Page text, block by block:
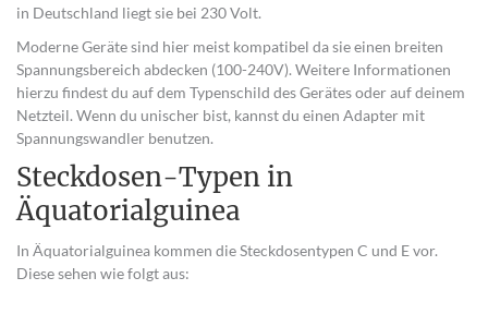
in Deutschland liegt sie bei 230 Volt.
Moderne Geräte sind hier meist kompatibel da sie einen breiten
Spannungsbereich abdecken (100-240V). Weitere Informationen
hierzu findest du auf dem Typenschild des Gerätes oder auf deinem
Netzteil. Wenn du unischer bist, kannst du einen Adapter mit
Spannungswandler benutzen.
Steckdosen-Typen in
Äquatorialguinea
In Äquatorialguinea kommen die Steckdosentypen C und E vor.
Diese sehen wie folgt aus: